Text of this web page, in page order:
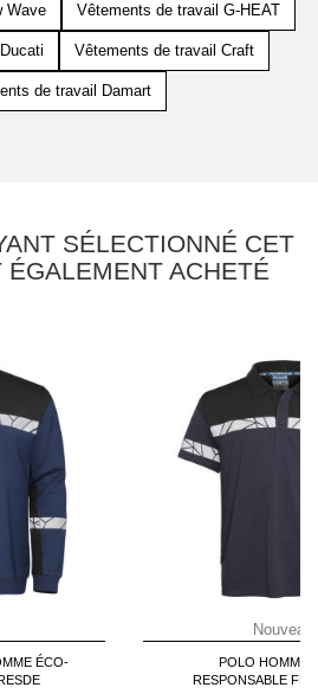
Wave Vêtements de travail G-HEAT
Vêtements de travail Craft
de travail Damart
SÉLECTIONNÉ CET
ACHETÉ
ÉCO-
Nouveau
POLO HOMME
RESPONSABLE